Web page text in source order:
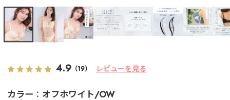
4.9 （19） レビューを見る
カラー オフホワイト/OW